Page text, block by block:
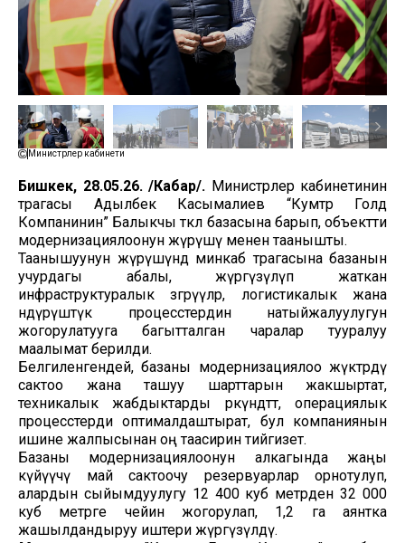
Министрлер кабинети
Бишкек, 28.05.26. /Кабар/. Министрлер кабинетинин
төрагасы Адылбек Касымалиев “Кумтөр Голд
Компанинин” Балыкчы өткөөл базасына барып, объектти
модернизациялоонун жүрүшү менен таанышты.
Таанышуунун жүрүшүндө минкаб төрагасына базанын
учурдагы абалы, жүргүзүлүп жаткан
инфраструктуралык өзгөрүүлөр, логистикалык жана
өндүрүштүк процесстердин натыйжалуулугун
жогорулатууга багытталган чаралар тууралуу
маалымат берилди.
Белгиленгендей, базаны модернизациялоо жүктөрдү
сактоо жана ташуу шарттарын жакшыртат,
техникалык жабдыктарды өркүндөтөт, операциялык
процесстерди оптималдаштырат, бул компаниянын
ишине жалпысынан оң таасирин тийгизет.
Базаны модернизациялоонун алкагында жаңы
күйүүчү май сактоочу резервуарлар орнотулуп,
алардын сыйымдуулугу 12 400 куб метрден 32 000
куб метрге чейин жогорулап, 1,2 га аянтка
жашылдандыруу иштери жүргүзүлдү.